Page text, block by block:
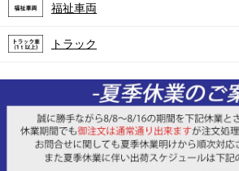
福祉車両
トラック